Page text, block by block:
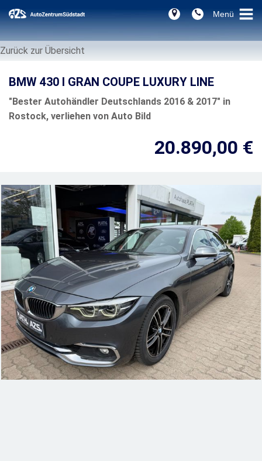
Zurück zur Übersicht
BMW 430 I GRAN COUPE LUXURY LINE
"Bester Autohändler Deutschlands 2016 & 2017" in
Rostock, verliehen von Auto Bild
20.890,00 €